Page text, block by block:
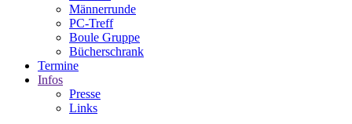
Männerrunde
PC-Treff
Boule Gruppe
Bücherschrank
Termine
Infos
Presse
Links